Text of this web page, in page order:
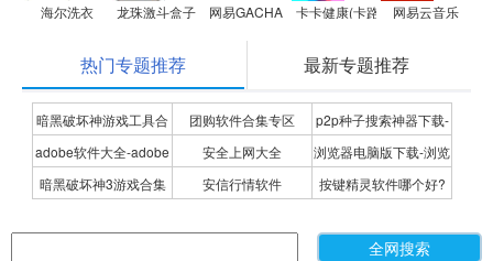
海尔洗衣 龙珠激斗盒子 网易GACHA 卡卡健康(卡路里小助手)
网易云音乐
热门专题推荐 最新专题推荐
暗黑破坏神游戏工具合
集
团购软件合集专区
p2p种子搜索神器下载-
P2P种子搜索神器专题
adobe软件大全-adobe
全系列软件下载-adobe
安全上网大全
浏览器电脑版下载-浏览
器下载合集
暗黑破坏神3游戏合集 安信行情软件
按键精灵软件哪个好?